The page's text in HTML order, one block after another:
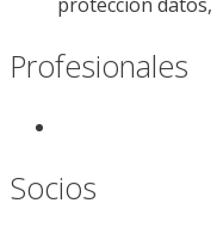
Profesionales
Socios